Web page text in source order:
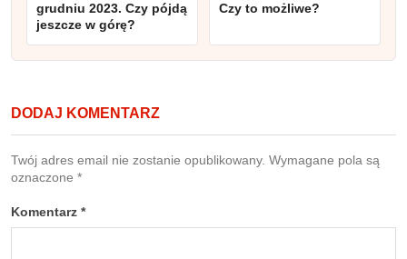
grudniu 2023. Czy pójdą
jeszcze w górę?
Czy to możliwe?
DODAJ KOMENTARZ
Twój adres email nie zostanie opublikowany. Wymagane pola są
oznaczone *
Komentarz *